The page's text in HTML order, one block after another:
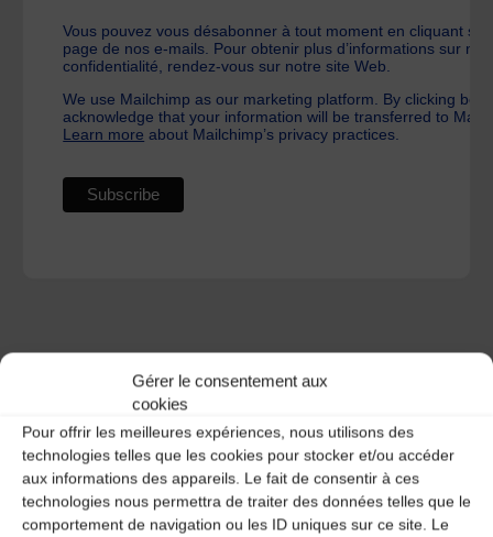
Gérer le consentement aux
cookies
Pour offrir les meilleures expériences, nous utilisons des
technologies telles que les cookies pour stocker et/ou accéder
aux informations des appareils. Le fait de consentir à ces
technologies nous permettra de traiter des données telles que le
comportement de navigation ou les ID uniques sur ce site. Le
Vous pouvez vous désabonner à tout moment en cliquant
page de nos e-mails. Pour obtenir plus d’informations sur
confidentialité, rendez-vous sur notre site Web.
We use Mailchimp as our marketing platform. By clicking
acknowledge that your information will be transferred to
Learn more about Mailchimp’s privacy practices.
A DECOUVRIR :